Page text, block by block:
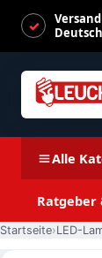
Alle
Ratgeber
Startseite LED-
OSRAM